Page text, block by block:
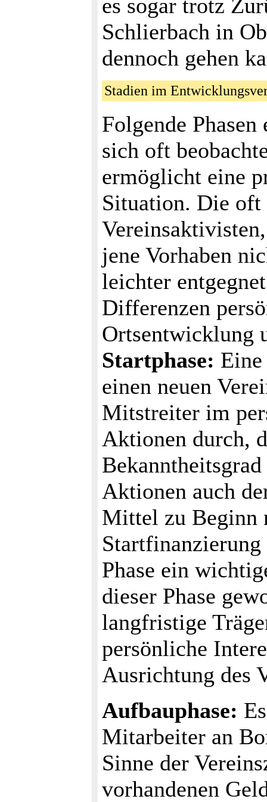
es sogar trotz
Schlierbach in
dennoch gehen
Stadien im
Folgende
sich oft
ermöglicht eine
Situation. Die oft
jene Vorhaben
leichter
Differenzen
Ortsentwicklung
Startphase:
einen neuen
Mitstreiter im
Aktionen durch,
Aktionen auch
Mittel zu Beginn
Phase ein
dieser Phase
langfristige
persönliche
Ausrichtung des
Aufbauphase:
Mitarbeiter an
Sinne der
vorhandenen